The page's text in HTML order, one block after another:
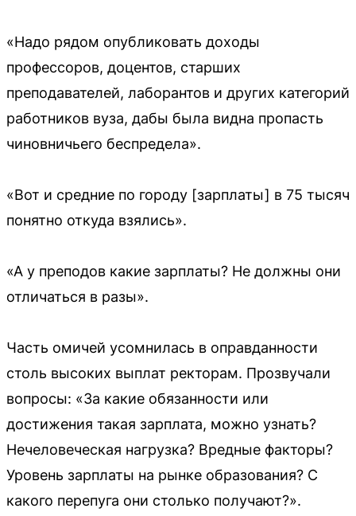
«Надо рядом опубликовать доходы
профессоров, доцентов, старших
преподавателей, лаборантов и других категорий
работников вуза, дабы была видна пропасть
чиновничьего беспредела».
«Вот и средние по городу [зарплаты] в 75 тысяч
понятно откуда взялись».
«А у преподов какие зарплаты? Не должны они
отличаться в разы».
Часть омичей усомнилась в оправданности
столь высоких выплат ректорам. Прозвучали
вопросы: «За какие обязанности или
достижения такая зарплата, можно узнать?
Нечеловеческая нагрузка? Вредные факторы?
Уровень зарплаты на рынке образования? С
какого перепуга они столько получают?».